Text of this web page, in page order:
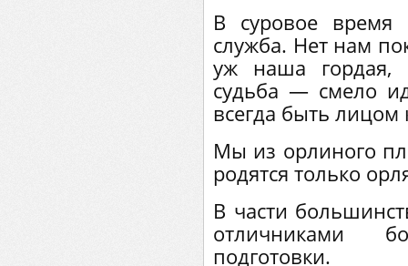
В суровое
служба. Нет нам
уж наша гордая,
судьба — смело
всегда быть лицом
Мы из орлиного
родятся только
В части
отличниками
подготовки.